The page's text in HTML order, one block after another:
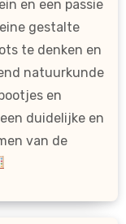
en een passie
gestalte
te denken en
natuurkunde
en
duidelijke en
van de